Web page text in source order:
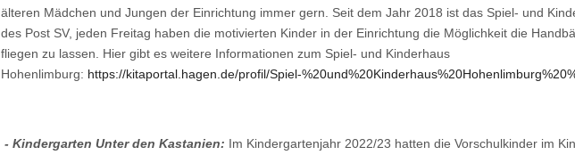
älteren Mädchen und Jungen der Einrichtung immer gern. Seit dem Jahr 2018 ist das Spiel- und
des Post SV, jeden Freitag haben die motivierten Kinder in der Einrichtung die Möglichkeit die
fliegen zu lassen. Hier gibt es weitere Informationen zum Spiel- und Kinderhaus
Hohenlimburg: https://kitaportal.hagen.de/profil/Spiel-
- Kindergarten Unter den Kastanien: Im Kindergartenjahr 2022/23 hatten die Vorschulkinder im